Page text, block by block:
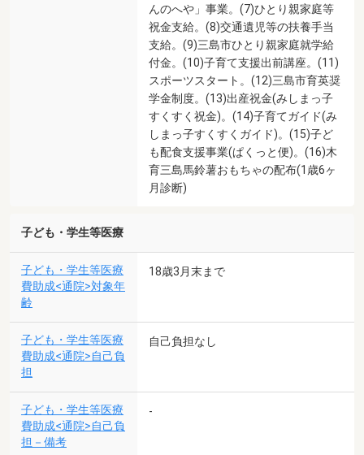
んのへや」事業。(7)ひとり親家庭等
祝金支給。(8)交通遺児等の扶養手当
支給。(9)三島市ひとり親家庭就学給
付金。(10)子育て支援出前講座。(11)
スポーツスタート。(12)三島市育英奨
学金制度。(13)出産祝金(みしまっ子
すくすく祝金)。(14)子育てガイド(み
しまっ子すくすくガイド)。(15)子ど
も配食支援事業(ぱくっと便)。(16)木
育三島馬鈴薯おもちゃの配布(1歳6ヶ
月診断)
子ども・学生等医療
子ども・学生等医療
費助成<通院>対象年
齢
18歳3月末まで
子ども・学生等医療
費助成<通院>自己負
担
自己負担なし
子ども・学生等医療
費助成<通院>自己負
担－備考
-